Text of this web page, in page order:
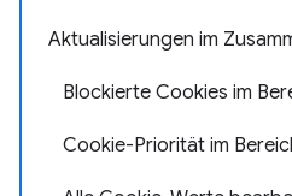
Aktualisierungen im
Blockierte Cookies im
Cookie-Priorität im